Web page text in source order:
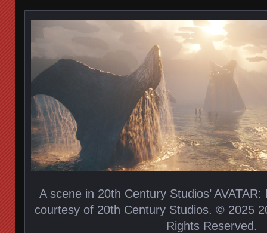
A scene in 20th Century Studios’
courtesy of 20th Century Studios. © 2025
Rights Reserved.